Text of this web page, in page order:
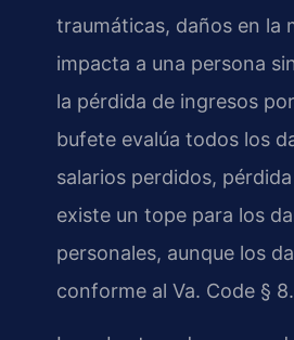
traumáticas, daños en la
impacta a una persona
la pérdida de ingresos
bufete evalúa todos los
salarios perdidos,
existe un tope para los
personales, aunque los
conforme al Va. Code §